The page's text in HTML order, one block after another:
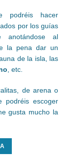
hacer
por los guías
anotándose al
la pena dar un
de la isla, las
, etc.
de arena o
podréis escoger
gusta mucho la